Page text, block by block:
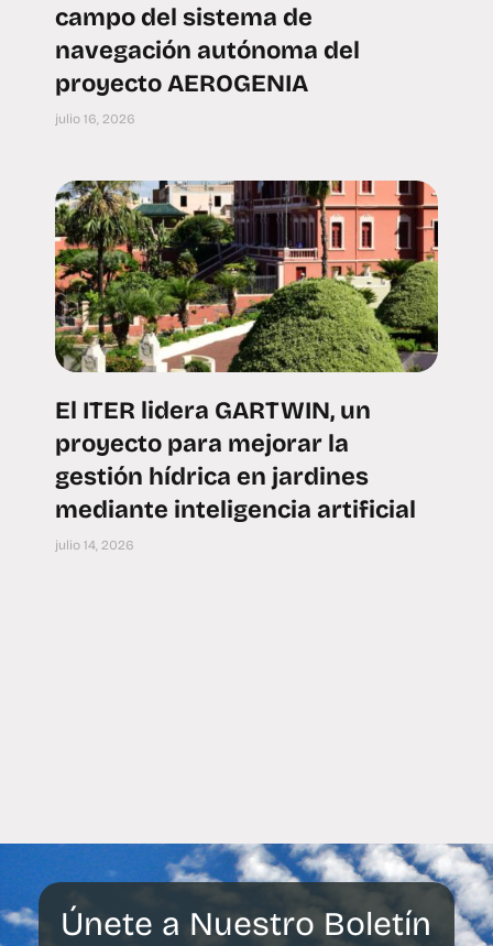
campo del sistema de
navegación autónoma del
proyecto AEROGENIA
julio 16, 2026
El ITER lidera GARTWIN, un
proyecto para mejorar la
gestión hídrica en jardines
mediante inteligencia artificial
julio 14, 2026
Únete a Nuestro Boletín